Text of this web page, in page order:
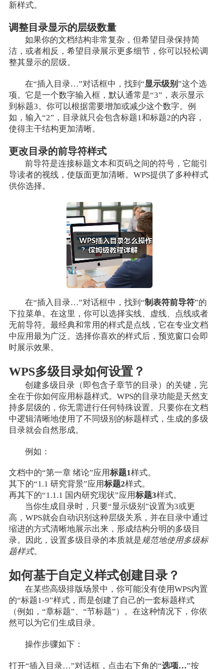
新样式。
调整目录显示的层级数量
如果你的文档结构非常复杂，但希望目录保持简
洁，或者相反，希望目录展示更多细节，你可以轻松调
整其显示的层级。
在“插入目录…”对话框中，找到“显示级别”这个选
项。它是一个数字输入框，默认通常是“3”，表示显示
到标题3。你可以根据需要增加或减少这个数字。例
如，输入“2”，目录就只会包含标题1和标题2的内容，
使得主干结构更加清晰。
更改目录的前导符样式
前导符是连接标题文本和页码之间的符号，它能引
导读者的视线，使版面更加清晰。WPS提供了多种样式
供你选择。
在“插入目录…”对话框中，找到“制表符前导符”的
下拉菜单。在这里，你可以选择实线、虚线、点线或者
无前导符。最经典和常用的样式是点线，它在专业文档
中应用最为广泛。选择你喜欢的样式后，预览窗口会即
时展示效果。
WPS多级目录如何设置？
创建多级目录（即包含子章节的目录）的关键，完
全在于你如何应用标题样式。WPS的目录功能是天然支
持多层级的，你无需进行任何特殊设置。只要你在文档
中逻辑清晰地使用了不同级别的标题样式，生成的多级
目录就会自然形成。
例如：
文档中的“第一章 绪论”应用标题1样式。
其下的“1.1 研究背景”应用标题2样式。
再其下的“1.1.1 国内研究现状”应用标题3样式。
当你生成目录时，只要“显示级别”设置为3或更
高，WPS就会自动识别这种层级关系，并在目录中通过
缩进的方式清晰地展示出来，形成结构分明的多级目
录。因此，设置多级目录的本质就是规范地使用多级标
题样式。
如何基于自定义样式创建目录？
在某些高级排版场景中，你可能没有使用WPS内置
的“标题1-9”样式，而是创建了自己的一套标题样式
（例如，“章标题”、“节标题”）。在这种情况下，你依
然可以为它们生成目录。
操作步骤如下：
打开“插入目录…”对话框，点击右下角的“选项…”按